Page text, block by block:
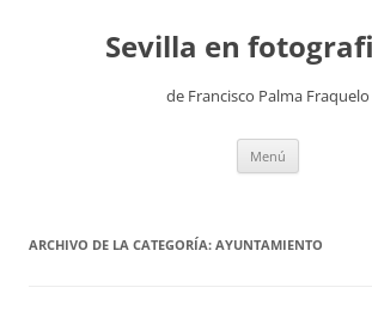
contenidoSevilla en
de Francisco Palma Fraquelo
Menú
ARCHIVO DE LA CATEGORÍA: AYUNTAMIENTO